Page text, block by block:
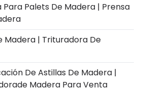
Para Palets De Madera | Prensa
Madera | Trituradora De
De Astillas De Madera |
Madera Para Venta